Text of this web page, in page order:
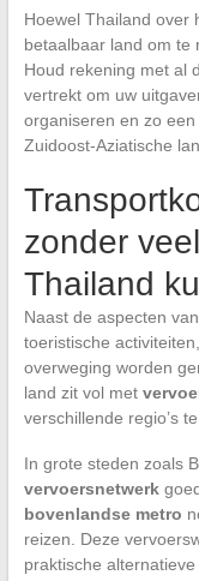
Hoewel Thailand over
betaalbaar land om te
Houd rekening met al
vertrekt om uw
organiseren en zo
Zuidoost-Aziatische
zonder
Thailand
Naast de aspecten
toeristische
overweging worden
land zit vol met
verschillende regio’s
In grote steden zoals
vervoersnetwerk
bovenlandse metro
reizen. Deze
praktische